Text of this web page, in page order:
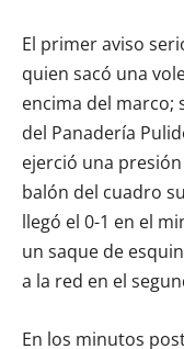
El primer aviso
quien sacó una
encima del marco;
del Panadería
ejerció una
balón del cuadro
llegó el 0-1 en el
un saque de
a la red en el
En los minutos